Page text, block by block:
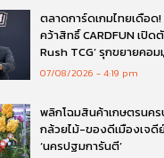
ตลาดการ์ดเกมไทยเดือ
คว้าสิทธิ์ CARDFUN เปิด
Rush TCG’ รุกขยายคอ
07/08/2026 4:19 pm
พลิกโฉมสินค้าเกษตรนค
กล้วยไม้-ของดีเมืองเจดี
‘นครปฐมการันตี’